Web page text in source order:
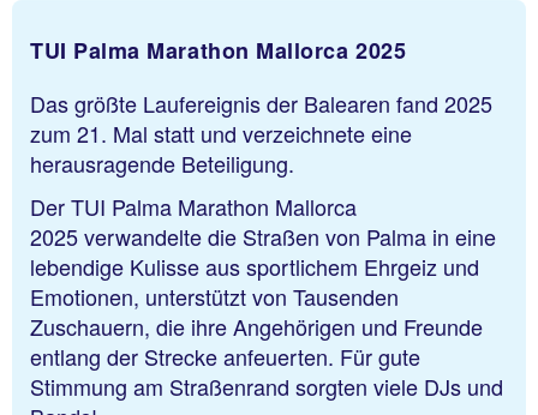
TUI Palma Marathon Mallorca 2025
Das größte Laufereignis der Balearen fand 2025
zum 21. Mal statt und verzeichnete eine
herausragende Beteiligung.
Der TUI Palma Marathon Mallorca
2025 verwandelte die Straßen von Palma in eine
lebendige Kulisse aus sportlichem Ehrgeiz und
Emotionen, unterstützt von Tausenden
Zuschauern, die ihre Angehörigen und Freunde
entlang der Strecke anfeuerten. Für gute
Stimmung am Straßenrand sorgten viele DJs und